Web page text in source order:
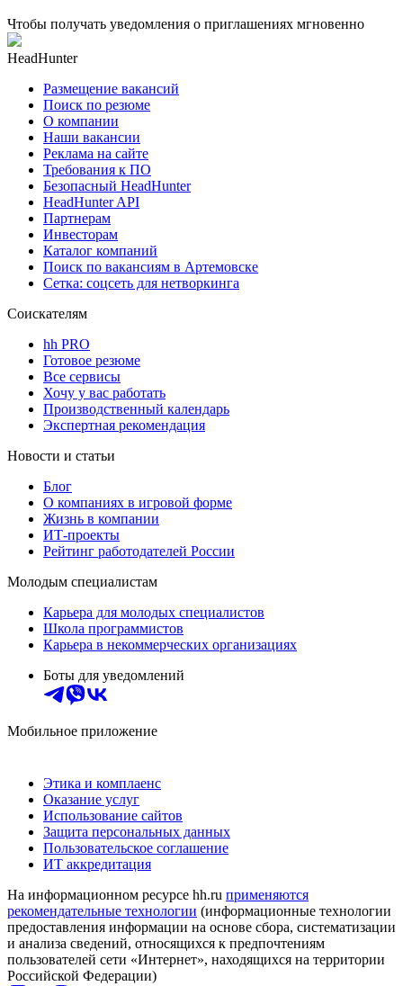
Чтобы получать уведомления о приглашениях мгновенно
HeadHunter
Размещение вакансий
Поиск по резюме
О компании
Наши вакансии
Реклама на сайте
Требования к ПО
Безопасный HeadHunter
HeadHunter API
Партнерам
Инвесторам
Каталог компаний
Поиск по вакансиям в Артемовске
Сетка: соцсеть для нетворкинга
Соискателям
hh PRO
Готовое резюме
Все сервисы
Хочу у вас работать
Производственный календарь
Экспертная рекомендация
Новости и статьи
Блог
О компаниях в игровой форме
Жизнь в компании
ИТ-проекты
Рейтинг работодателей России
Молодым специалистам
Карьера для молодых специалистов
Школа программистов
Карьера в некоммерческих организациях
Боты для уведомлений
Мобильное приложение
Этика и комплаенс
Оказание услуг
Использование сайтов
Защита персональных данных
Пользовательское соглашение
ИТ аккредитация
На информационном ресурсе hh.ru применяются
рекомендательные технологии (информационные технологии
предоставления информации на основе сбора, систематизации
и анализа сведений, относящихся к предпочтениям
пользователей сети «Интернет», находящихся на территории
Российской Федерации)